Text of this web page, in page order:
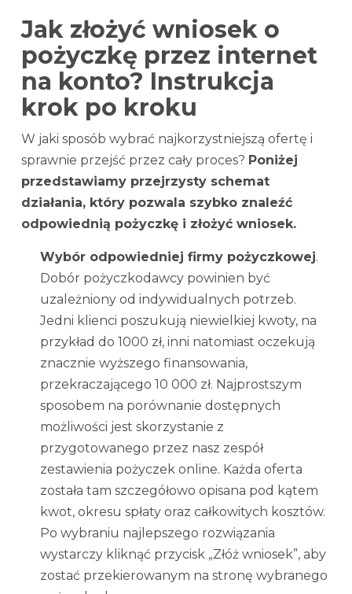
Jak złożyć wniosek o
pożyczkę przez internet
na konto? Instrukcja
krok po kroku
W jaki sposób wybrać najkorzystniejszą ofertę i
sprawnie przejść przez cały proces? Poniżej
przedstawiamy przejrzysty schemat
działania, który pozwala szybko znaleźć
odpowiednią pożyczkę i złożyć wniosek.
Wybór odpowiedniej firmy pożyczkowej.
Dobór pożyczkodawcy powinien być
uzależniony od indywidualnych potrzeb.
Jedni klienci poszukują niewielkiej kwoty, na
przykład do 1000 zł, inni natomiast oczekują
znacznie wyższego finansowania,
przekraczającego 10 000 zł. Najprostszym
sposobem na porównanie dostępnych
możliwości jest skorzystanie z
przygotowanego przez nasz zespół
zestawienia pożyczek online. Każda oferta
została tam szczegółowo opisana pod kątem
kwot, okresu spłaty oraz całkowitych kosztów.
Po wybraniu najlepszego rozwiązania
wystarczy kliknąć przycisk „Złóż wniosek”, aby
zostać przekierowanym na stronę wybranego